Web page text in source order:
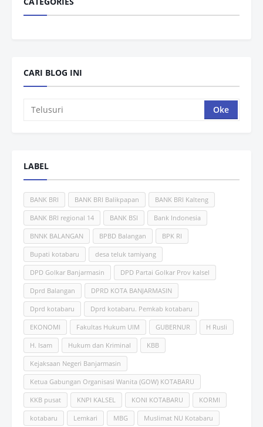
CARI BLOG INI
LABEL
BANK BRI BANK BRI Balikpapan BANK BRI Kalteng
BANK BRI regional 14 BANK BSI Bank Indonesia
BNNK BALANGAN BPBD Balangan BPK RI
Bupati kotabaru desa teluk tamiyang
DPD Golkar Banjarmasin DPD Partai Golkar Prov kalsel
Dprd Balangan DPRD KOTA BANJARMASIN
Dprd kotabaru Dprd kotabaru. Pemkab kotabaru
EKONOMI Fakultas Hukum UlM GUBERNUR H Rusli
H. Isam Hukum dan Kriminal KBB
Kejaksaan Negeri Banjarmasin
Ketua Gabungan Organisasi Wanita (GOW) KOTABARU
KKB pusat KNPI KALSEL KONI KOTABARU KORMI
kotabaru Lemkari MBG Muslimat NU Kotabaru